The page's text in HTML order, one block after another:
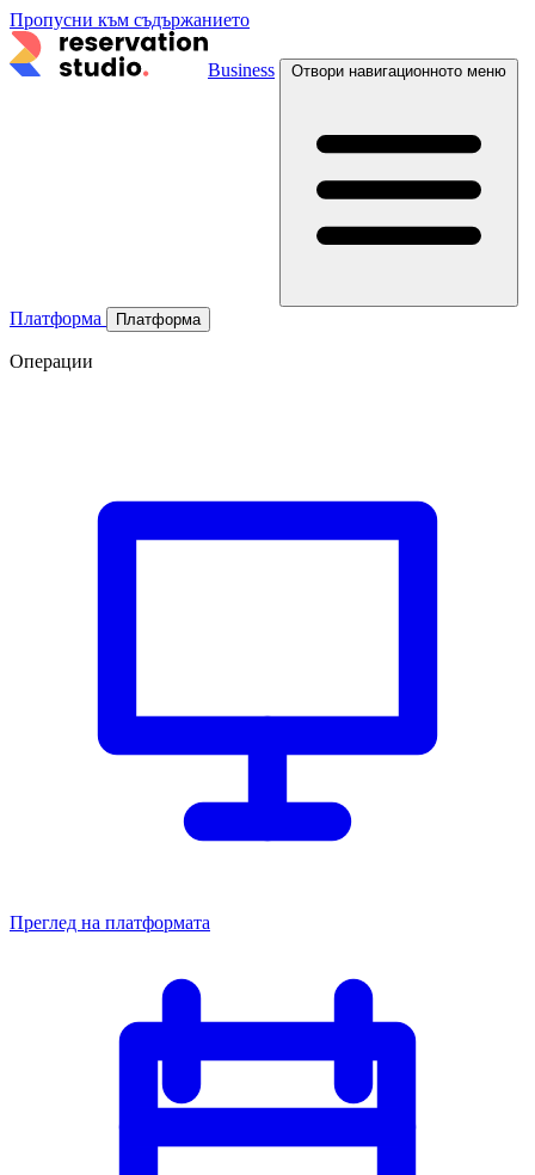
Пропусни към съдържанието
Business Отвори навигационното меню
Платформа Платформа
Операции
Преглед на платформата